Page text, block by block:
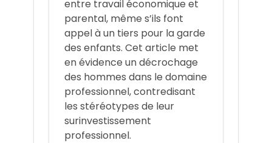
entre travail économique et
parental, même s’ils font
appel à un tiers pour la garde
des enfants. Cet article met
en évidence un décrochage
des hommes dans le domaine
professionnel, contredisant
les stéréotypes de leur
surinvestissement
professionnel.